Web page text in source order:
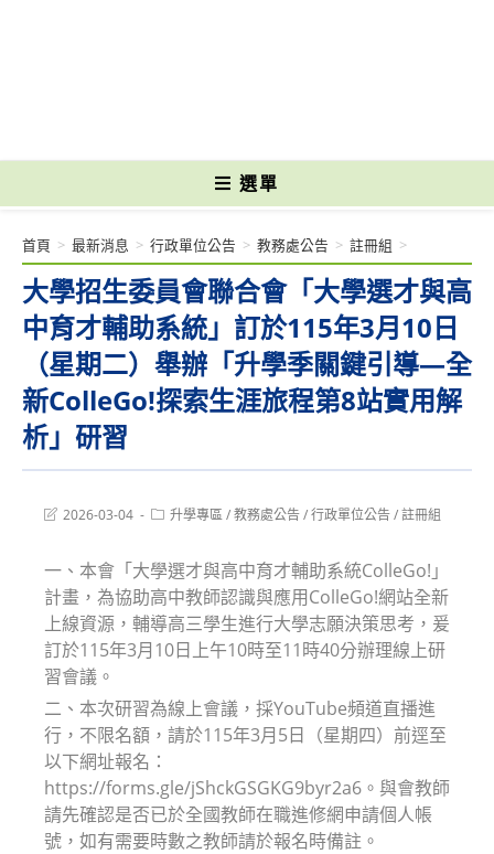
選單
大學招生委員會聯合會「大學選才與高
中育才輔助系統」訂於115年3月10日
（星期二）舉辦「升學季關鍵引導—全
新ColleGo!探索生涯旅程第8站實用解
析」研習
首頁 > 最新消息 > 行政單位公告 > 教務處公告 > 註冊組 >
Post2026-03-04
Post升學專區/教務處公告/行政單位公告/註冊組
一、本會「大學選才與高中育才輔助系統ColleGo!」
計畫，為協助高中教師認識與應用ColleGo!網站全新
上線資源，輔導高三學生進行大學志願決策思考，爰
訂於115年3月10日上午10時至11時40分辦理線上研
習會議。
二、本次研習為線上會議，採YouTube頻道直播進
行，不限名額，請於115年3月5日（星期四）前逕至
以下網址報名：
https://forms.gle/jShckGSGKG9byr2a6。與會教師
請先確認是否已於全國教師在職進修網申請個人帳
號，如有需要時數之教師請於報名時備註。